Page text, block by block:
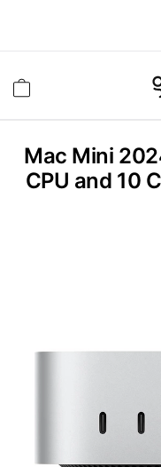
Mac Mini
CPU and 10